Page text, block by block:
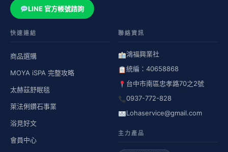
LINE 官方帳號諮詢
快速連結
商品選購
MOYA iSPA 完整攻略
太赫茲舒眠毯
萊法俐鑽石事業
浴見好文
會員中心
聯絡資訊
鴻福興業社
統編：40658868
台中市南區忠孝路70之2號
0937-772-828
Lohaservice@gmail.com
主力產品